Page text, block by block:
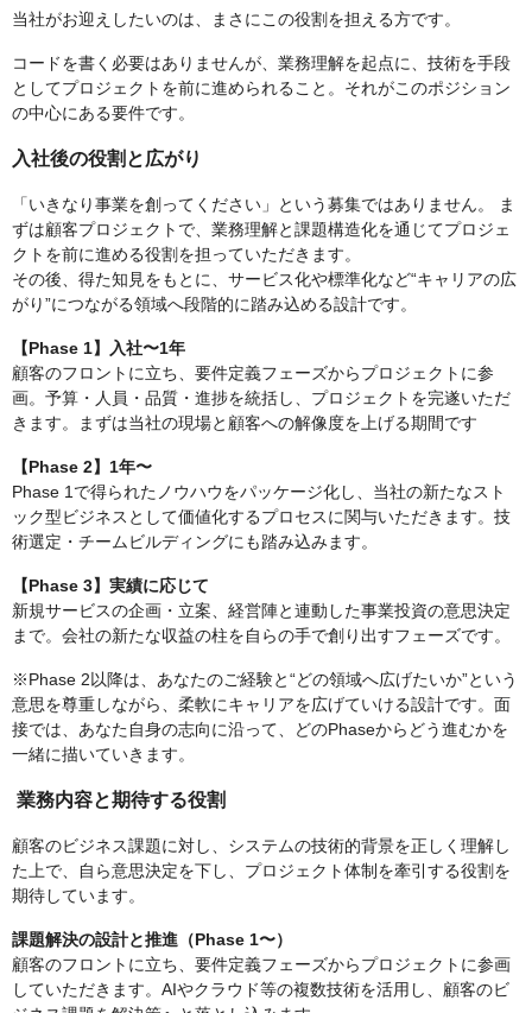
当社がお迎えしたいのは、まさにこの役割を担える方です。
コードを書く必要はありませんが、業務理解を起点に、技術を手段
としてプロジェクトを前に進められること。それがこのポジション
の中心にある要件です。
入社後の役割と広がり
「いきなり事業を創ってください」という募集ではありません。 ま
ずは顧客プロジェクトで、業務理解と課題構造化を通じてプロジェ
クトを前に進める役割を担っていただきます。
その後、得た知見をもとに、サービス化や標準化など“キャリアの広
がり”につながる領域へ段階的に踏み込める設計です。
【Phase 1】入社〜1年
顧客のフロントに立ち、要件定義フェーズからプロジェクトに参
画。予算・人員・品質・進捗を統括し、プロジェクトを完遂いただ
きます。まずは当社の現場と顧客への解像度を上げる期間です
【Phase 2】1年〜
Phase 1で得られたノウハウをパッケージ化し、当社の新たなスト
ック型ビジネスとして価値化するプロセスに関与いただきます。技
術選定・チームビルディングにも踏み込みます。
【Phase 3】実績に応じて
新規サービスの企画・立案、経営陣と連動した事業投資の意思決定
まで。会社の新たな収益の柱を自らの手で創り出すフェーズです。
※Phase 2以降は、あなたのご経験と“どの領域へ広げたいか”という
意思を尊重しながら、柔軟にキャリアを広げていける設計です。面
接では、あなた自身の志向に沿って、どのPhaseからどう進むかを
一緒に描いていきます。
業務内容と期待する役割
顧客のビジネス課題に対し、システムの技術的背景を正しく理解し
た上で、自ら意思決定を下し、プロジェクト体制を牽引する役割を
期待しています。
課題解決の設計と推進（Phase 1〜）
顧客のフロントに立ち、要件定義フェーズからプロジェクトに参画
していただきます。AIやクラウド等の複数技術を活用し、顧客のビ